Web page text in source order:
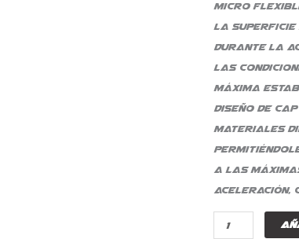
Micro
la superficie
durante la
las
máxima
diseño de
materiales
a las
aceleración,